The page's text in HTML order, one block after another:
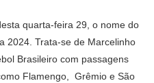
quarta-feira 29, o nome do
2024. Trata-se de Marcelinho
Brasileiro com passagens
Flamengo, Grêmio e São